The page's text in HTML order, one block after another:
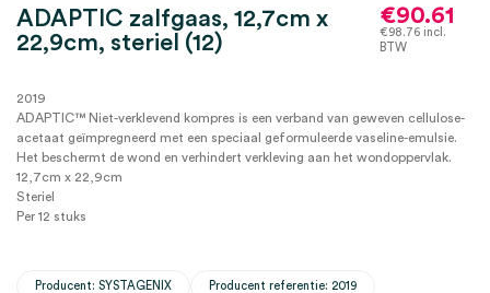
ADAPTIC zalfgaas, 12,7cm x
22,9cm, steriel (12)
€90.61
€98.76 incl.
BTW
2019
ADAPTIC™ Niet-verklevend kompres is een verband van geweven cellulose-
acetaat geïmpregneerd met een speciaal geformuleerde vaseline-emulsie.
Het beschermt de wond en verhindert verkleving aan het wondoppervlak.
12,7cm x 22,9cm
Steriel
Per 12 stuks
Producent: SYSTAGENIX Producent referentie: 2019